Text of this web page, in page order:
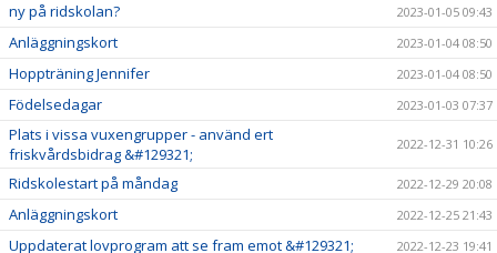
ny på ridskolan? 2023-01-05 09:43
Anläggningskort 2023-01-04 08:50
Hoppträning Jennifer 2023-01-04 08:50
Födelsedagar 2023-01-03 07:37
Plats i vissa vuxengrupper - använd ert
friskvårdsbidrag &#129321;
2022-12-31 10:26
Ridskolestart på måndag 2022-12-29 20:08
Anläggningskort 2022-12-25 21:43
Uppdaterat lovprogram att se fram emot &#129321; 2022-12-23 19:41